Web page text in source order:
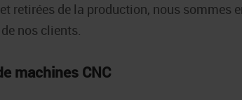
retirées de la production, nous sommes
nos clients.
machines CNC